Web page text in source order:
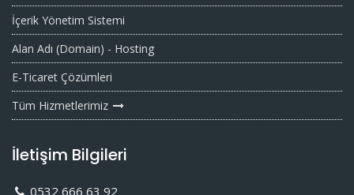
İçerik Yönetim Sistemi
Alan Adı (Domain) - Hosting
E-Ticaret Çözümleri
Tüm Hizmetlerimiz
İletişim Bilgileri
0532 666 63 92